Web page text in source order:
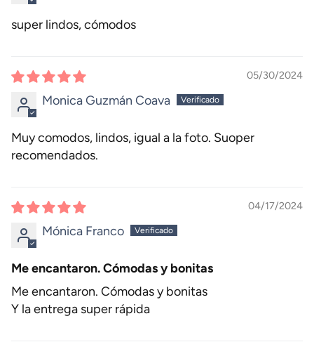
super lindos, cómodos
05/30/2024
Monica Guzmán Coava
Muy comodos, lindos, igual a la foto. Suoper
recomendados.
04/17/2024
Mónica Franco
Me encantaron. Cómodas y bonitas
Me encantaron. Cómodas y bonitas
Y la entrega super rápida